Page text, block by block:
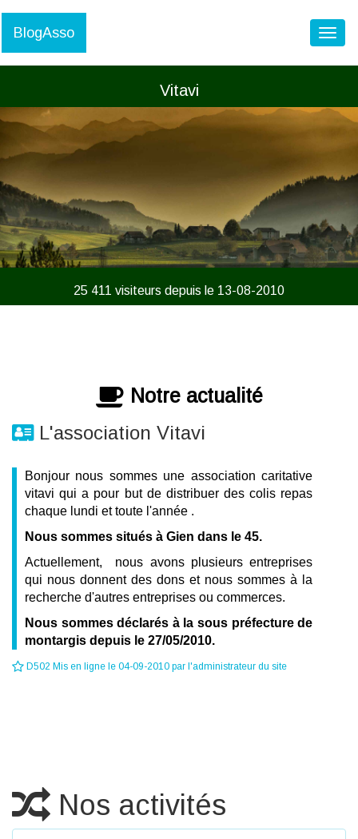
BlogAsso
Vitavi
25 411 visiteurs depuis le 13-08-2010
Notre actualité
L'association Vitavi
Bonjour nous sommes une association caritative
vitavi qui a pour but de distribuer des colis repas
chaque lundi et toute l'année .
Nous sommes situés à Gien dans le 45.
Actuellement, nous avons plusieurs entreprises
qui nous donnent des dons et nous sommes à la
recherche d'autres entreprises ou commerces.
Nous sommes déclarés à la sous préfecture de
montargis depuis le 27/05/2010.
D502 Mis en ligne le 04-09-2010 par l'administrateur du site
Nos activités